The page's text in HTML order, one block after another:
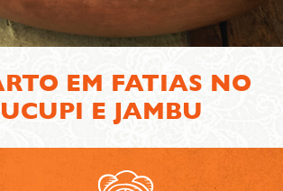
EM FATIAS NO
E JAMBU